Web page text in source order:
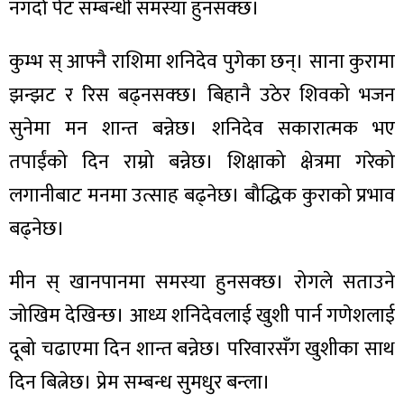
नगर्दा पेट सम्बन्धी समस्या हुनसक्छ।
कुम्भ स् आफ्नै राशिमा शनिदेव पुगेका छन्। साना कुरामा
झन्झट र रिस बढ्नसक्छ। बिहानै उठेर शिवको भजन
सुनेमा मन शान्त बन्नेछ। शनिदेव सकारात्मक भए
तपाईंको दिन राम्रो बन्नेछ। शिक्षाको क्षेत्रमा गरेको
लगानीबाट मनमा उत्साह बढ्नेछ। बौद्धिक कुराको प्रभाव
बढ्नेछ।
मीन स् खानपानमा समस्या हुनसक्छ। रोगले सताउने
जोखिम देखिन्छ। आध्य शनिदेवलाई खुशी पार्न गणेशलाई
दूबो चढाएमा दिन शान्त बन्नेछ। परिवारसँग खुशीका साथ
दिन बित्नेछ। प्रेम सम्बन्ध सुमधुर बन्ला।